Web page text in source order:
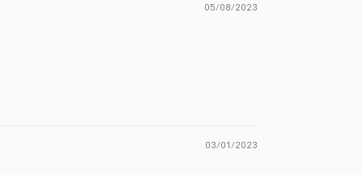
05/08/2023
03/01/2023